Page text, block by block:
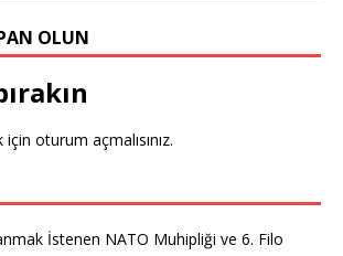
OLUN
için oturum açmalısınız.
İstenen NATO Muhipliği ve 6. Filo